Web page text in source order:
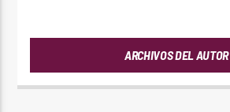
ARCHIVOS DEL AUTOR